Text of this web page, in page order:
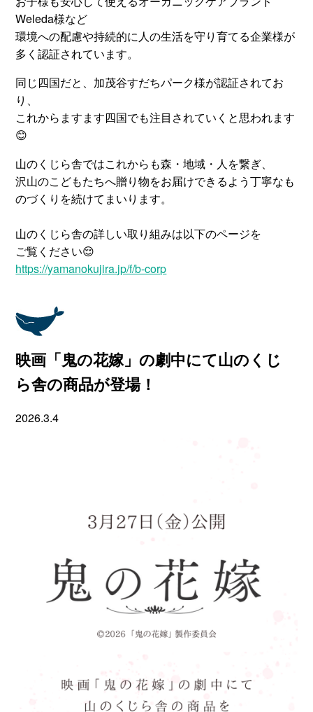
Weleda様など
環境への配慮や持続的に人の生活を守り育てる企業様が
多く認証されています。
同じ四国だと、加茂谷すだちパーク様が認証されてお
り、
これからますます四国でも注目されていくと思われます
😊
山のくじら舎ではこれからも森・地域・人を繋ぎ、
沢山のこどもたちへ贈り物をお届けできるよう丁寧なも
のづくりを続けてまいります。
山のくじら舎の詳しい取り組みは以下のページを
ご覧ください😌
https://yamanokujira.jp/f/b-corp
映画「鬼の花嫁」の劇中にて山のくじ
ら舎の商品が登場！
2026.3.4